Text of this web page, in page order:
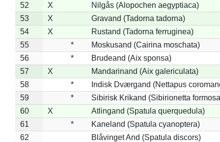
52
X
Nilgås (Alopochen aegyptiaca)
53
X
Gravand (Tadorna tadorna)
54
X
Rustand (Tadorna ferruginea)
55
*
Moskusand (Cairina moschata)
56
*
Brudeand (Aix sponsa)
57
X
Mandarinand (Aix galericulata)
58
*
Indisk Dværgand (Nettapus
59
*
Sibirisk Krikand (Sibirionetta
60
X
Atlingand (Spatula querquedula)
61
*
Kaneland (Spatula cyanoptera)
62
Blåvinget And (Spatula discors)